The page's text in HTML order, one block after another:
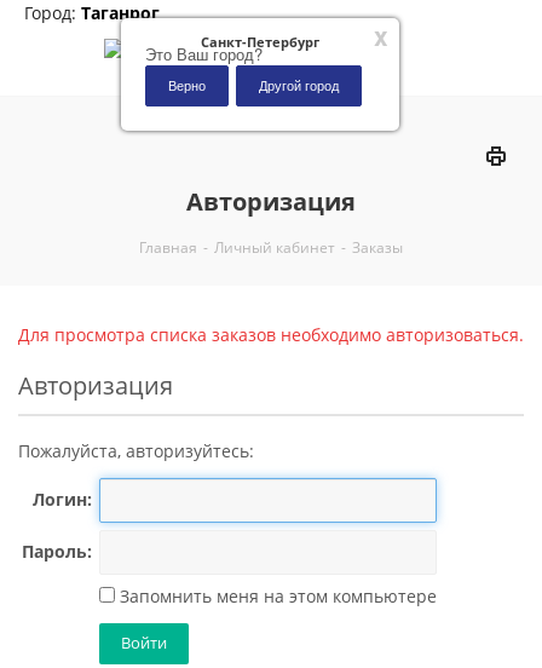
x
Санкт-Петербург
Это Ваш город?
Верно Другой город
Город: Таганрог
Авторизация
Главная - Личный кабинет - Заказы
Для просмотра списка заказов необходимо авторизоваться.
Авторизация
Пожалуйста, авторизуйтесь:
Логин:
Пароль:
Запомнить меня на этом компьютере